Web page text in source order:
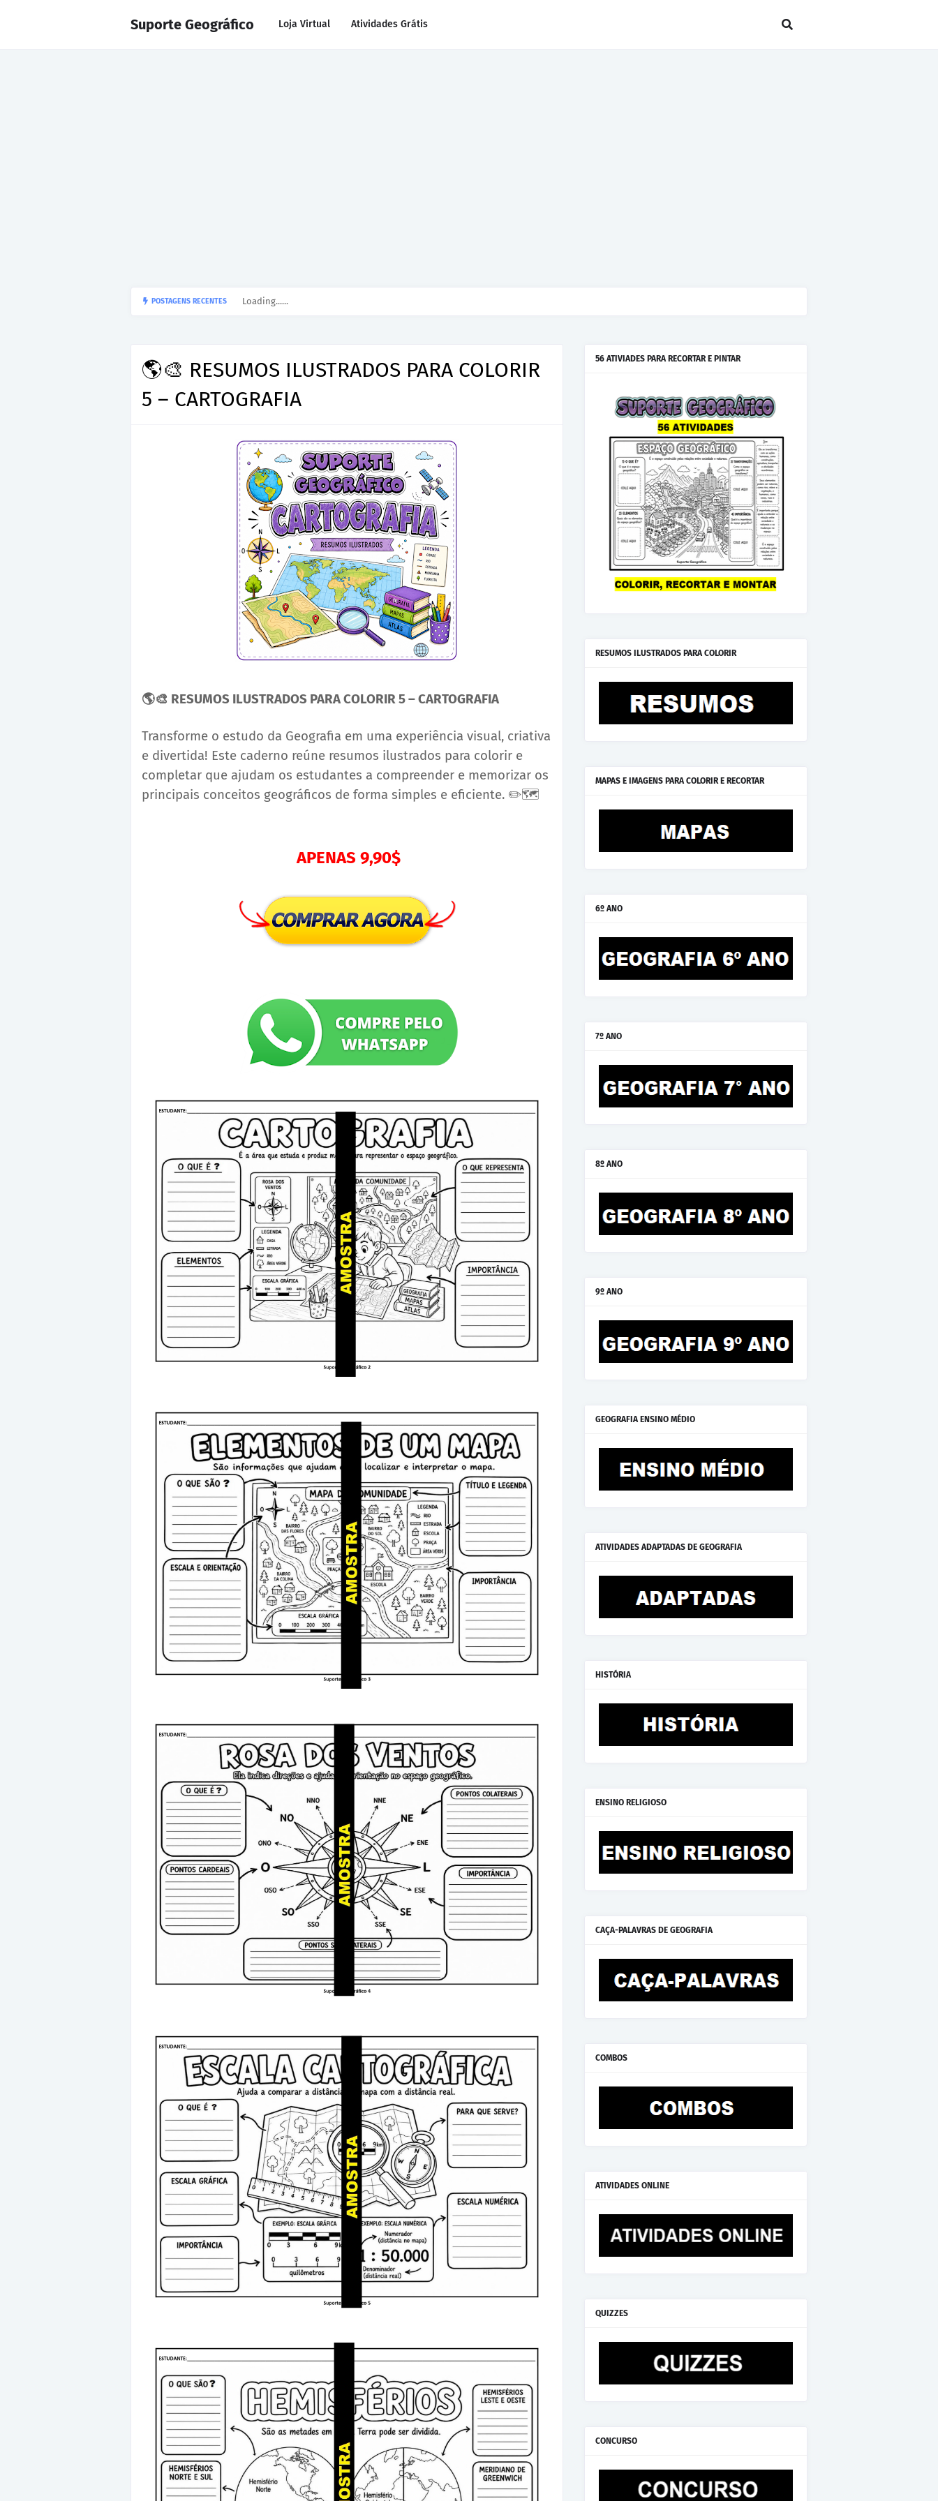
Suporte Geográfico Loja Virtual Atividades Grátis
POSTAGENS RECENTES Loading......
🌎🎨 RESUMOS ILUSTRADOS PARA COLORIR
5 – CARTOGRAFIA
🌎🎨 RESUMOS ILUSTRADOS PARA COLORIR 5 – CARTOGRAFIA
Transforme o estudo da Geografia em uma experiência visual, criativa
e divertida! Este caderno reúne resumos ilustrados para colorir e
completar que ajudam os estudantes a compreender e memorizar os
principais conceitos geográficos de forma simples e eficiente. ✏🗺
APENAS 9,90$
56 ATIVIADES PARA RECORTAR E PINTAR
RESUMOS ILUSTRADOS PARA COLORIR
MAPAS E IMAGENS PARA COLORIR E RECORTAR
6º ANO
7º ANO
8º ANO
9º ANO
GEOGRAFIA ENSINO MÉDIO
ATIVIDADES ADAPTADAS DE GEOGRAFIA
HISTÓRIA
ENSINO RELIGIOSO
CAÇA-PALAVRAS DE GEOGRAFIA
COMBOS
ATIVIDADES ONLINE
QUIZZES
CONCURSO